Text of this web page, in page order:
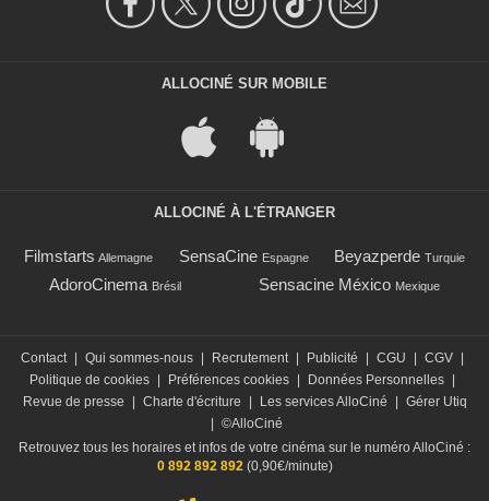
ALLOCINÉ SUR MOBILE
ALLOCINÉ À L'ÉTRANGER
Filmstarts Allemagne SensaCine Espagne Beyazperde Turquie
AdoroCinema Brésil Sensacine México Mexique
Contact | Qui sommes-nous | Recrutement | Publicité | CGU | CGV |
Politique de cookies | Préférences cookies | Données Personnelles |
Revue de presse
| Charte d'écriture | Les services AlloCiné | Gérer Utiq
| ©AlloCiné
Retrouvez tous les horaires et infos de votre cinéma sur le numéro AlloCiné :
0 892 892 892(0,90€/minute)